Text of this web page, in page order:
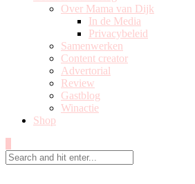
Over Mama van Dijk
In de Media
Privacybeleid
Samenwerken
Content creator
Advertorial
Review
Gastblog
Winactie
Shop